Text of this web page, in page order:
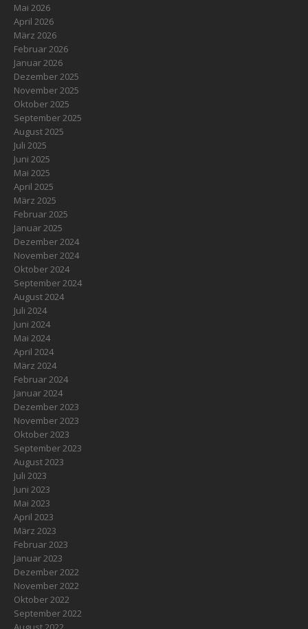
Mai 2026
April 2026
März 2026
Februar 2026
Januar 2026
Dezember 2025
November 2025
Oktober 2025
September 2025
August 2025
Juli 2025
Juni 2025
Mai 2025
April 2025
März 2025
Februar 2025
Januar 2025
Dezember 2024
November 2024
Oktober 2024
September 2024
August 2024
Juli 2024
Juni 2024
Mai 2024
April 2024
März 2024
Februar 2024
Januar 2024
Dezember 2023
November 2023
Oktober 2023
September 2023
August 2023
Juli 2023
Juni 2023
Mai 2023
April 2023
März 2023
Februar 2023
Januar 2023
Dezember 2022
November 2022
Oktober 2022
September 2022